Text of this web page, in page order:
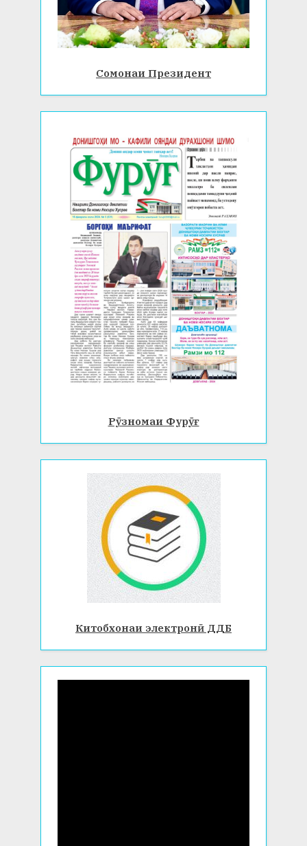
Сомонаи Президент
Рӯзномаи Фурӯғ
Китобхонаи электронӣ ДДБ